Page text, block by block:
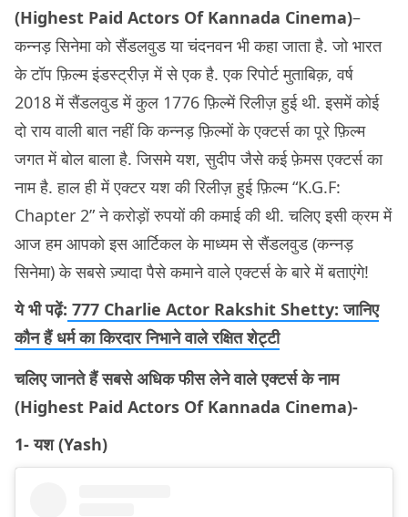
(Highest Paid Actors Of Kannada Cinema)–
कन्नड़ सिनेमा को सैंडलवुड या चंदनवन भी कहा जाता है. जो भारत
के टॉप फ़िल्म इंडस्ट्रीज़ में से एक है. एक रिपोर्ट मुताबिक़, वर्ष
2018 में सैंडलवुड में कुल 1776 फ़िल्में रिलीज़ हुई थी. इसमें कोई
दो राय वाली बात नहीं कि कन्नड़ फ़िल्मों के एक्टर्स का पूरे फ़िल्म
जगत में बोल बाला है. जिसमे यश, सुदीप जैसे कई फ़ेमस एक्टर्स का
नाम है. हाल ही में एक्टर यश की रिलीज़ हुई फ़िल्म “K.G.F:
Chapter 2” ने करोड़ों रुपयों की कमाई की थी. चलिए इसी क्रम में
आज हम आपको इस आर्टिकल के माध्यम से सैंडलवुड (कन्नड़
सिनेमा) के सबसे ज़्यादा पैसे कमाने वाले एक्टर्स के बारे में बताएंगे!
ये भी पढ़ें: 777 Charlie Actor Rakshit Shetty: जानिए
कौन हैं धर्म का किरदार निभाने वाले रक्षित शेट्टी
चलिए जानते हैं सबसे अधिक फीस लेने वाले एक्टर्स के नाम
(Highest Paid Actors Of Kannada Cinema)-
1- यश (Yash)